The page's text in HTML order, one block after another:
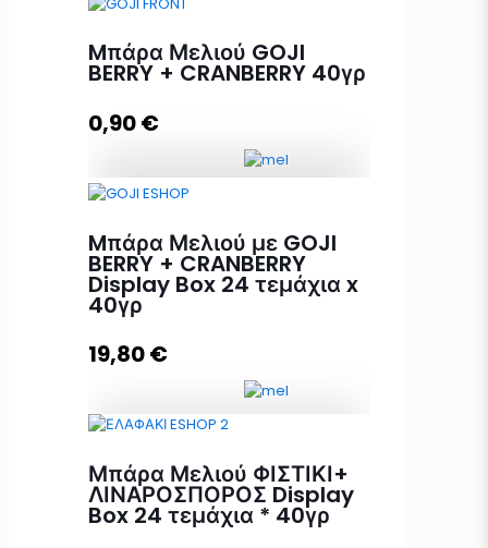
40γρ ποσότητα
Προσθήκη στο καλάθι
Mπάρα Μελιού GOJI
BERRY + CRANBERRY 40γρ
0,90€
CRANBERRY 40γρ ποσότητα
Mπάρα Μελιού με GOJI
BERRY + CRANBERRY
Display Box 24 τεμάχια x
40γρ
19,80€
Mπάρα Μελιού με GOJI BERRY +
CRANBERRY Display Box 24
τεμάχια x 40γρ ποσότητα
Μπάρα Μελιού ΦΙΣΤΙΚΙ+
ΛΙΝΑΡΟΣΠΟΡΟΣ Display
Box 24 τεμάχια * 40γρ